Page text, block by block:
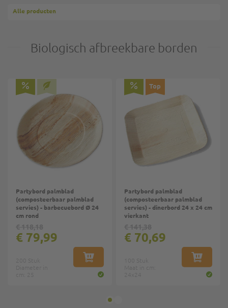
Alle producten
Biologisch afbreekbare borden
Partybord palmblad
(composteerbaar palmblad
servies) - barbecuebord Ø 24
cm rond
IN WINKELWAGEN
€ 79,99
Top
Partybord palmblad
(composteerbaar palmblad
servies) - dinerbord 24 x 24 cm
vierkant
IN
€ 70,69